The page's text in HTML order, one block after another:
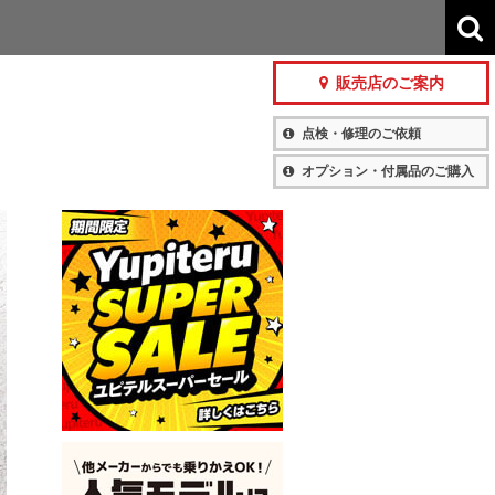
販売店のご案内
点検・修理のご依頼
オプション・付属品のご購入